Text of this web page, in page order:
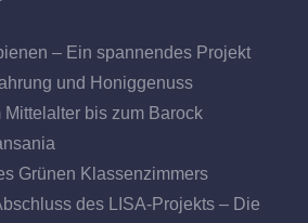
– Ein spannendes Projekt
und Honiggenuss
Mittelalter bis zum Barock
Grünen Klassenzimmers
des LISA-Projekts – Die